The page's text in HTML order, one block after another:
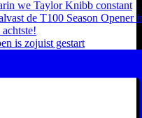
is zojuist gestart